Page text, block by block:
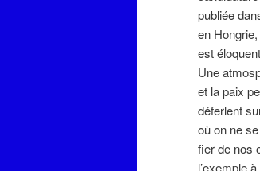
publiée
en
est
Une
et la paix
déferlent
où on ne
fier de nos
l’exemple